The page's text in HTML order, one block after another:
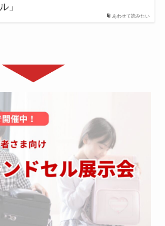
あわせて読みたい
ル」